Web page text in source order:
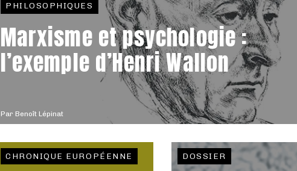
Par Benoît Lépinat
PHILOSOPHIQUES
Marxisme et psychologie :
l’exemple d’Henri Wallon
CHRONIQUE EUROPÉENNE DOSSIER